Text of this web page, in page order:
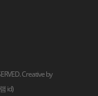
Creative by
id)